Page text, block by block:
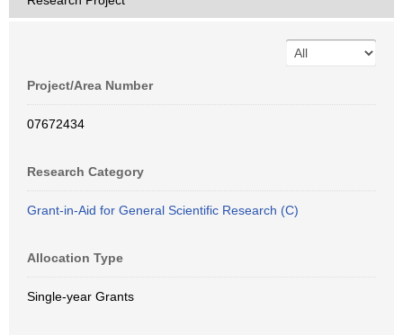
Project/Area Number
07672434
Research Category
Grant-in-Aid for General Scientific Research (C)
Allocation Type
Single-year Grants